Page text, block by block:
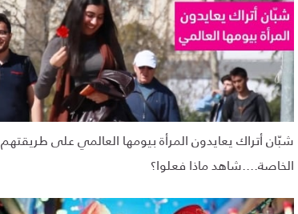
شبّان أتراك يعايدون المرأة بيومها العالمي على طريقتهم
الخاصة....شاهد ماذا فعلوا؟